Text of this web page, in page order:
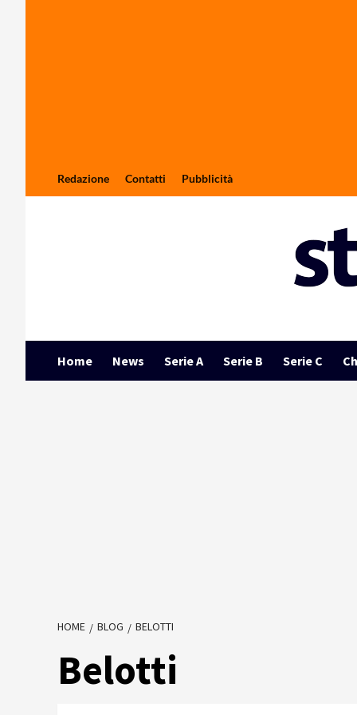
Redazione Contatti Pubblicità
Home News Serie A Serie B Serie C
HOME BLOG BELOTTI
Belotti